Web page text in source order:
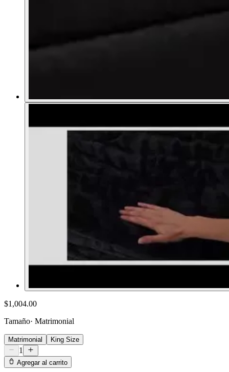
$1,004.00
Tamaño· Matrimonial
Matrimonial King Size
1
Agregar al carrito